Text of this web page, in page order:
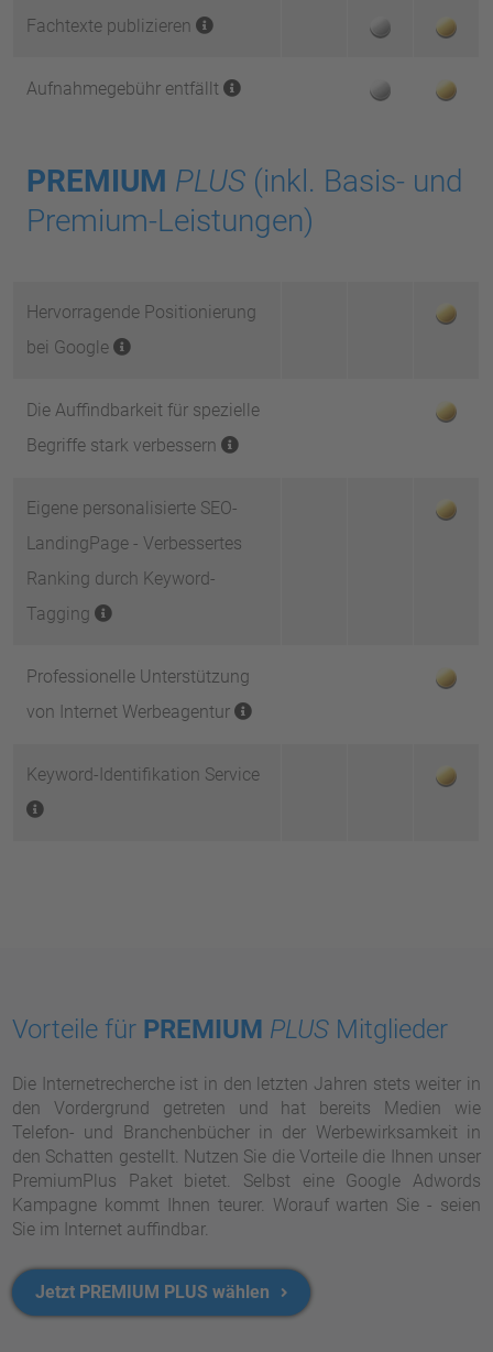
Fachtexte publizieren
Aufnahmegebühr entfällt
PREMIUM PLUS (inkl. Basis- und
Premium-Leistungen)
Hervorragende Positionierung
bei Google
Die Auffindbarkeit für spezielle
Begriffe stark verbessern
Eigene personalisierte SEO-
LandingPage - Verbessertes
Ranking durch Keyword-
Tagging
Professionelle Unterstützung
von Internet Werbeagentur
Keyword-Identifikation Service
Vorteile für PREMIUM PLUS Mitglieder
Die Internetrecherche ist in den letzten Jahren stets weiter in
den Vordergrund getreten und hat bereits Medien wie
Telefon- und Branchenbücher in der Werbewirksamkeit in
den Schatten gestellt. Nutzen Sie die Vorteile die Ihnen unser
PremiumPlus Paket bietet. Selbst eine Google Adwords
Kampagne kommt Ihnen teurer. Worauf warten Sie - seien
Sie im Internet auffindbar.
Jetzt PREMIUM PLUS wählen